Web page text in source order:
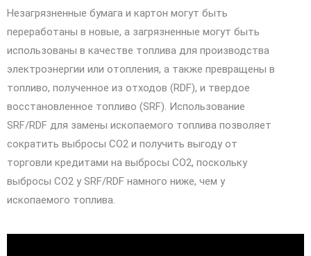
Незагрязненные бумага и картон могут быть
переработаны в новые, а загрязненные могут быть
использованы в качестве топлива для производства
электроэнергии или отопления, а также превращены в
топливо, полученное из отходов (RDF), и твердое
восстановленное топливо (SRF). Использование
SRF/RDF для замены ископаемого топлива позволяет
сократить выбросы CO2 и получить выгоду от
торговли кредитами на выбросы CO2, поскольку
выбросы CO2 у SRF/RDF намного ниже, чем у
ископаемого топлива.